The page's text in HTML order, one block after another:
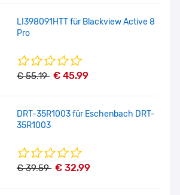
LI398091HTT für Blackview Active 8
Pro
€ 55.19 € 45.99
DRT-35R1003 für Eschenbach DRT-
35R1003
€ 39.59 € 32.99